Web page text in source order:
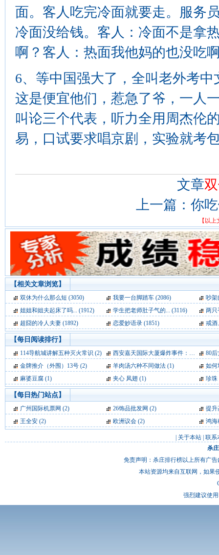
面。客人吃完冷面就要走。服务
冷面没给钱。客人：冷面不是拿
啊？客人：热面我他妈的也没吃
6、等中国强大了，全叫老外考
这是便宜他们，惹急了爷，一人
叫论三个代表，听力全用周杰伦
易，口试要求唱京剧，实验就考
文章
上一篇： 你
【以
【相关文章浏览】
双休为什么那么短 (3050) 我要一台脚踏车 (2086)
吵架
姐姐和姐夫起床了吗... (1912)
学生把老师肚子气的... (3116)
两只
超囧的冷人夫妻 (1892)
恋爱妙语录 (1851) 戒酒
【每日阅读排行】
114导航城讲解五种灭火常识 (2) 西安嘉天国际大厦爆炸事件：基本确定为液化气爆炸 (2)
80后女
金牌推介（外围）13号 (2)
羊肉汤六种不同做法 (1)
如何
麻婆豆腐 (1)
夹心 凤翅 (1) 珍珠
【每日热门站点】
广州国际机票网 (2) 26饰品批发网 (2)
提升
王全安 (2) 欧洲议会 (2) 鸿海
关于本站 联系
杀
免责声明：杀庄排行榜以上所有广
本站资源均来自互联网，如果
强烈建议使